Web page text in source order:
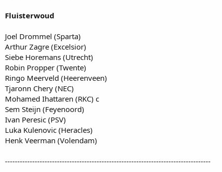
Fluisterwoud
Joel Drommel (Sparta)
Arthur Zagre (Excelsior)
Siebe Horemans (Utrecht)
Robin Propper (Twente)
Ringo Meerveld (Heerenveen)
Tjaronn Chery (NEC)
Mohamed Ihattaren (RKC) c
Sem Steijn (Feyenoord)
Ivan Peresic (PSV)
Luka Kulenovic (Heracles)
Henk Veerman (Volendam)
-----------------------------------------------------------------------------------